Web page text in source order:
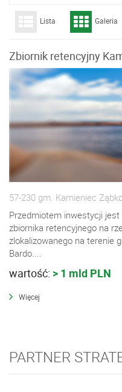
Lista Galeria
Zbiornik retencyjny
57-230 gm. Kamieniec
Przedmiotem inwestycji
zbiornika retencyjnego na
zlokalizowanego na terenie
Bardo....
wartość: > 1 mld PLN
Więcej
PARTNER